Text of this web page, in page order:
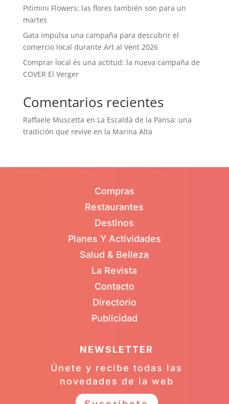
Pitimini Flowers: las flores también son para un
martes
Gata impulsa una campaña para descubrir el
comercio local durante Art al Vent 2026
Comprar local és una actitud: la nueva campaña de
COVER El Verger
Comentarios recientes
Raffaele Muscetta en La Escaldà de la Pansa: una
tradición que revive en la Marina Alta
Compras
Restaurantes
Destinos
Planes Y Actividades
Salud & Belleza
La Revista
Contacto
Directorio
Publicidad
NEWSLETTER
Únete y recibe todas las
novedades de la web